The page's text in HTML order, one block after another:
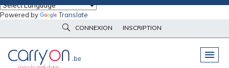
Powered by Translate
CONNEXION INSCRIPTION
PELUCHES & GOODIES
Vêtements d'image
Sweat-Shirts
Sweat-shirt à capuche bio Femme Daiber